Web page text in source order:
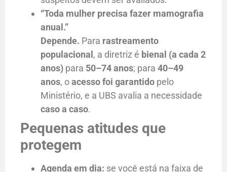
“Toda mulher precisa fazer mamografia
anual.”
Depende. Para rastreamento
populacional , a diretriz é bienal (a cada 2
anos) para 50–74 anos; para 40–49
anos, oacesso foi garantido pelo
Ministério, e a UBS avalia a necessidade
caso a caso.
Pequenas atitudes que
protegem
Agenda em dia: se você está na faixa de